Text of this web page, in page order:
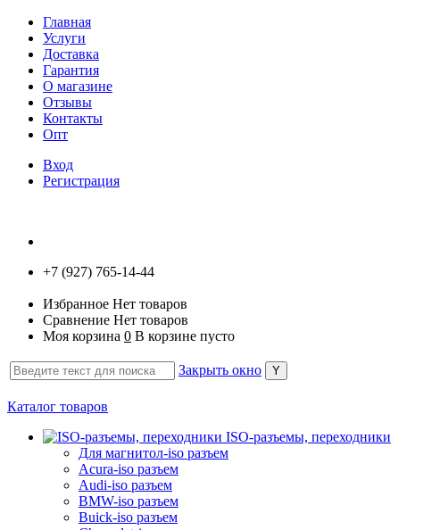
Главная
Услуги
Доставка
Гарантия
О магазине
Отзывы
Контакты
Опт
Вход
Регистрация
+7 (927) 765-14-44
Избранное Нет товаров
Сравнение Нет товаров
Моя корзина 0 В корзине пусто
Закрыть окно
Каталог товаров
ISO-разъемы, переходники
Для магнитол-iso разъем
Acura-iso разъем
Audi-iso разъем
BMW-iso разъем
Buick-iso разъем